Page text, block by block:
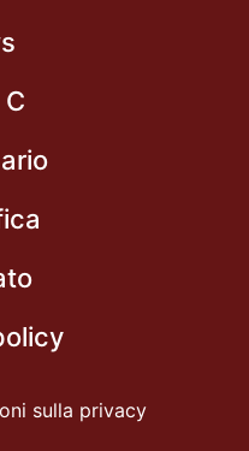
sulla privacy